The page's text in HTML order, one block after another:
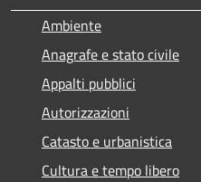
Ambiente
Anagrafe e stato civile
Appalti pubblici
Autorizzazioni
Catasto e urbanistica
Cultura e tempo libero